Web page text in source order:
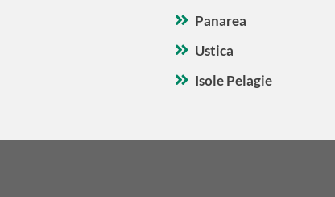
Panarea
Ustica
Isole Pelagie